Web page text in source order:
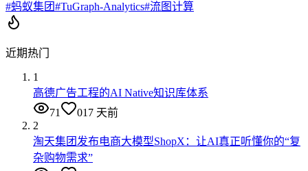
#蚂蚁集团#TuGraph-Analytics#流图计算
近期热门
1
高德广告工程的AI Native知识库体系
71
017 天前
2
淘天集团发布电商大模型ShopX：让AI真正听懂你的“复
杂购物需求”